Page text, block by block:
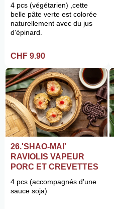
4 pcs (végétarien) ,cette
belle pâte verte est colorée
naturellement avec du jus
d'épinard.
CHF 9.90
26.'SHAO-MAI'
RAVIOLIS VAPEUR
PORC ET CREVETTES
4 pcs (accompagnés d'une
sauce soja)